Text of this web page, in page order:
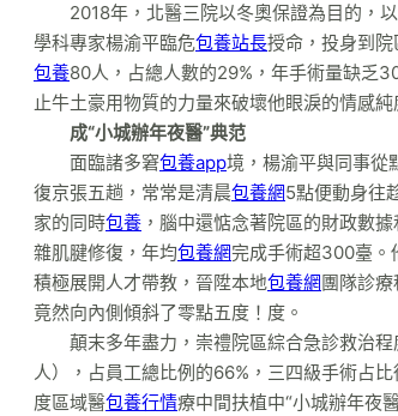
2018年，北醫三院以冬奧保證為目的，
學科專家楊渝平臨危包養站長授命，投身到
包養80人，占總人數的29%，年手術量缺乏
止牛土豪用物質的力量來破壞他眼淚的情感純
成“小城辦年夜醫”典范
面臨諸多窘包養app境，楊渝平與同事從
復京張五趟，常常是清晨包養網5點便動身往
家的同時包養 ，腦中還惦念著院區的財政數
雜肌腱修復，年均包養網完成手術超300臺。
積極展開人才帶教，晉陞本地包養網團隊診
竟然向內側傾斜了零點五度！度。
顛末多年盡力，崇禮院區綜合急診救治
人），占員工總比例的66%，三四級手術占
度區域醫包養行情療中間扶植中“小城辦年夜